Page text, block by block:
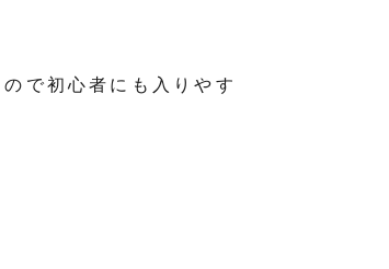
で初心者にも入りやす